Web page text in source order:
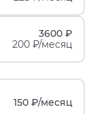
3600 ₽
200 ₽/месяц
150 ₽/месяц